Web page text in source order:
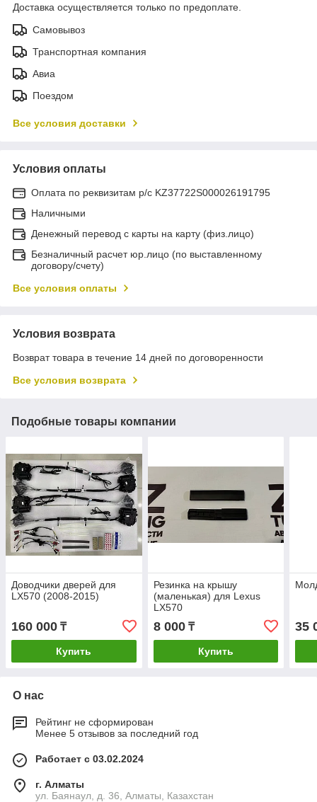
Доставка осуществляется только по предоплате.
Самовывоз
Транспортная компания
Авиа
Поездом
Все условия доставки
Условия оплаты
Оплата по реквизитам р/с KZ37722S000026191795
Наличными
Денежный перевод с карты на карту (физ.лицо)
Безналичный расчет юр.лицо (по выставленному
договору/счету)
Все условия оплаты
Условия возврата
Возврат товара в течение 14 дней по договоренности
Все условия возврата
Подобные товары компании
Доводчики дверей для
LX570 (2008-2015)
160 000 ₸
Купить
Резинка на крышу
(маленькая) для Lexus
LX570
8 000₸
Купить
35
О нас
Рейтинг не сформирован
Менее 5 отзывов за последний год
Работает с 03.02.2024
г. Алматы
ул. Баянаул, д. 36, Алматы, Казахстан